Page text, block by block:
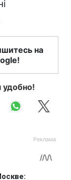
на
удобно!